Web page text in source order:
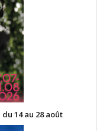
14 au 28 août